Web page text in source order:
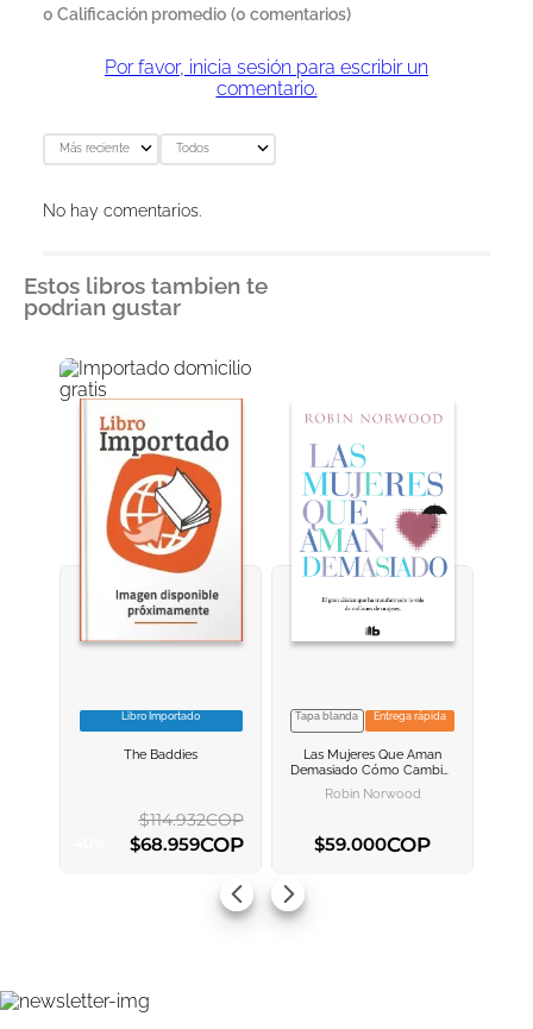
0 Calificación promedio (0 comentarios)
Por favor, inicia sesión para escribir un
comentario.
Más reciente Todos
No hay comentarios.
Estos libros tambien te
podrian gustar
VER INFORMACION
Libro Importado
The Baddies
$114.932COP
$68.959COP
VER INFORMACION
AGREGAR AL
Tapa blanda Entrega rápida
Las Mujeres Que Aman
Demasiado Cómo Cambiar
Nuestra Manera De Amar Y
Así Dejar De Sufrir
Robin Norwood
$59.000COP